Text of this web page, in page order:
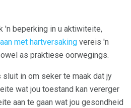
'n beperking in u aktiwiteite,
met hartversaking vereis 'n
as praktiese oorwegings.
in om seker te maak dat jy
wat jou toestand kan vererger
aan te gaan wat jou gesondheid